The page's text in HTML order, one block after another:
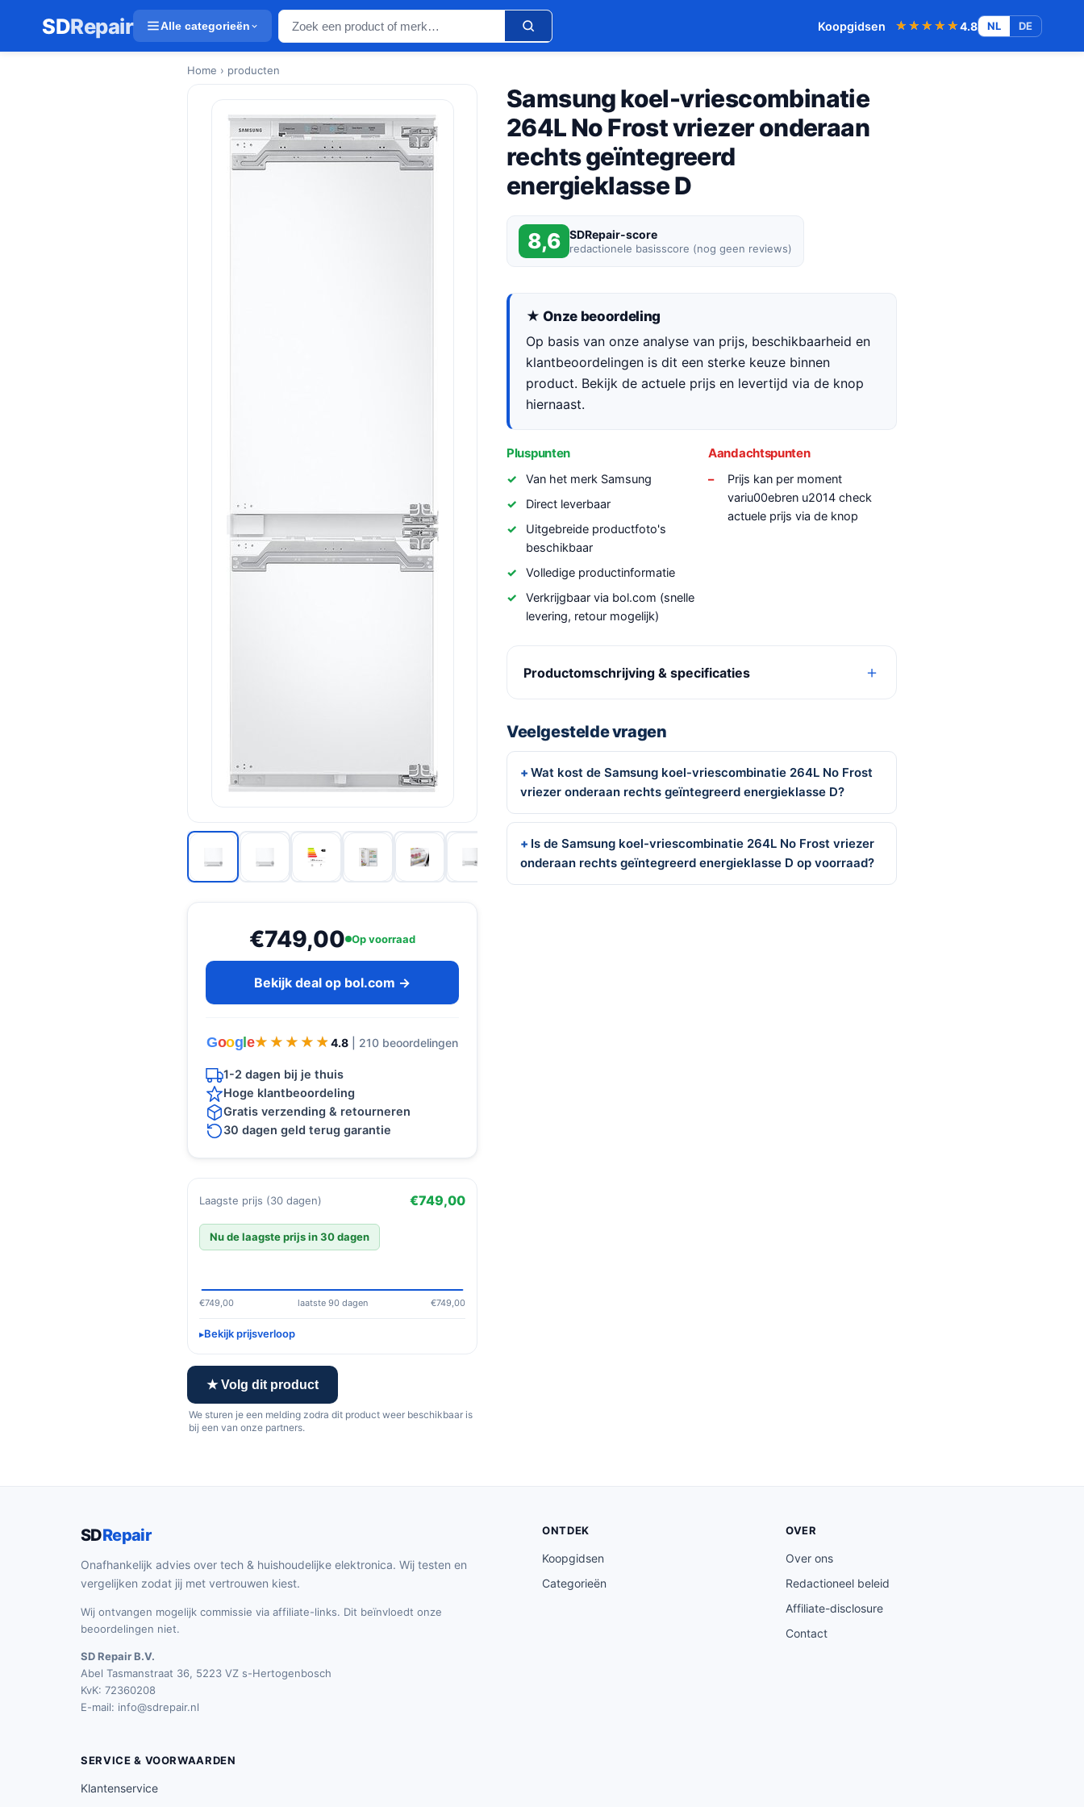
SDRepair Alle categorieën Koopgidsen ★★★★★
★★★★★4.8 NL DE
Home › producten
€749,00 Op voorraad
Bekijk deal op bol.com →
Goog e★★★★★
★★★★★ 4.8 | 210 beoordelingen
1-2 dagen bij je thuis
Hoge klantbeoordeling
Gratis verzending & retourneren
30 dagen geld terug garantie
Laagste prijs (30 dagen) €749,00
Nu de laagste prijs in 30 dagen
€749,00 laatste 90 dagen €749,00
Bekijk prijsverloop
★ Volg dit product
We sturen je een melding zodra dit product weer beschikbaar is
bij een van onze partners.
Samsung koel-vriescombinatie
264L No Frost vriezer onderaan
rechts geïntegreerd
energieklasse D
8,6 SDRepair-score
redactionele basisscore (nog geen reviews)
★ Onze beoordeling
Op basis van onze analyse van prijs, beschikbaarheid en
klantbeoordelingen is dit een sterke keuze binnen
product. Bekijk de actuele prijs en levertijd via de knop
hiernaast.
Pluspunten
Van het merk Samsung
Direct leverbaar
Uitgebreide productfoto's
beschikbaar
Volledige productinformatie
Verkrijgbaar via bol.com (snelle
levering, retour mogelijk)
Aandachtspunten
Prijs kan per moment
variu00ebren u2014 check
actuele prijs via de knop
Productomschrijving & specificaties
Veelgestelde vragen
Wat kost de Samsung koel-vriescombinatie 264L No Frost
vriezer onderaan rechts geïntegreerd energieklasse D?
Is de Samsung koel-vriescombinatie 264L No Frost vriezer
onderaan rechts geïntegreerd energieklasse D op voorraad?
SDRepair
Onafhankelijk advies over tech & huishoudelijke elektronica. Wij testen en
vergelijken zodat jij met vertrouwen kiest.
Wij ontvangen mogelijk commissie via affiliate-links. Dit beïnvloedt onze
beoordelingen niet.
SD Repair B.V.
Abel Tasmanstraat 36, 5223 VZ s-Hertogenbosch
KvK: 72360208
E-mail: info@sdrepair.nl
ONTDEK
Koopgidsen
Categorieën
OVER
Over ons
Redactioneel beleid
Affiliate-disclosure
Contact
SERVICE & VOORWAARDEN
Klantenservice